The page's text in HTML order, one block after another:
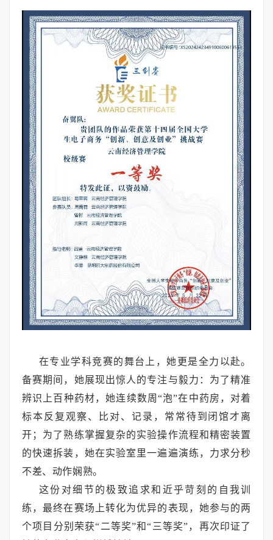
在专业学科竞赛的舞台上，她更是全力以赴。
备赛期间，她展现出惊人的专注与毅力：为了精准
辨识上百种药材，她连续数周“泡”在中药房，对着
标本反复观察、比对、记录，常常待到闭馆才离
开；为了熟练掌握复杂的实验操作流程和精密装置
的快速拆装，她在实验室里一遍遍演练，力求分秒
不差、动作娴熟。
这份对细节的极致追求和近乎苛刻的自我训
练，最终在赛场上转化为优异的表现，她参与的两
个项目分别荣获“二等奖”和“三等奖”，再次印证了